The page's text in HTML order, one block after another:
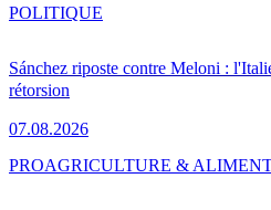
Sánchez riposte contre Meloni :
rétorsion
07.08.2026
POLITIQUE
PROAGRICULTURE &